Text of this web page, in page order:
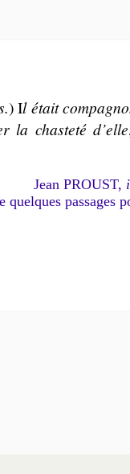
) Il était
la chas­te­té d’elle
Jean PROUST,
quelques pas­sages